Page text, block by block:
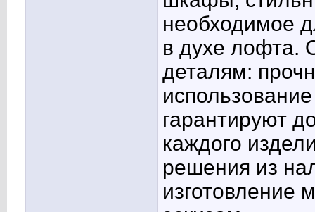
необходимое
в духе лофта.
деталям:
гарантируют
каждого
решения из
изготовление